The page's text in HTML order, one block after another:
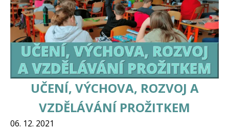
UČENÍ, VÝCHOVA, ROZVOJ A
VZDĚLÁVÁNÍ PROŽITKEM
06. 12. 2021